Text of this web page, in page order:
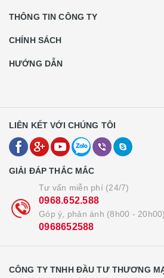
THÔNG TIN CÔNG TY
CHÍNH SÁCH
HƯỚNG DẪN
LIÊN KẾT VỚI CHÚNG TÔI
GIẢI ĐÁP THẮC MẮC
Tư vấn miễn phí (24/7)
0968.652.588
Góp ý, phản ánh (8h00 - 20h00)
0968652588
CÔNG TY TNHH ĐẦU TƯ THƯƠNG